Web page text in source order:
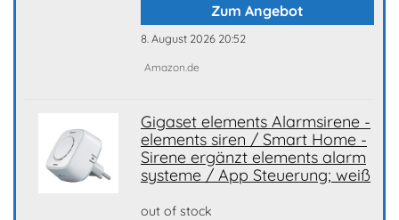
Zum Angebot
8. August 2026 20:52
Amazon.de
Gigaset elements Alarmsirene -
elements siren / Smart Home -
Sirene ergänzt elements alarm
systeme / App Steuerung; weiß
out of stock